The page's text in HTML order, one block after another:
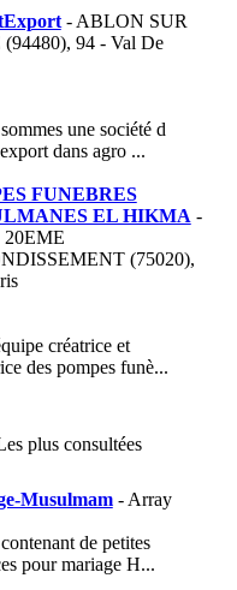
- ABLON SUR
(94480), 94 - Val De
une société d
dans agro ...
FUNEBRES
EL HIKMA -
20EME
(75020),
créatrice et
des pompes funè...
plus consultées
Musulmam- Array
de petites
pour mariage H...